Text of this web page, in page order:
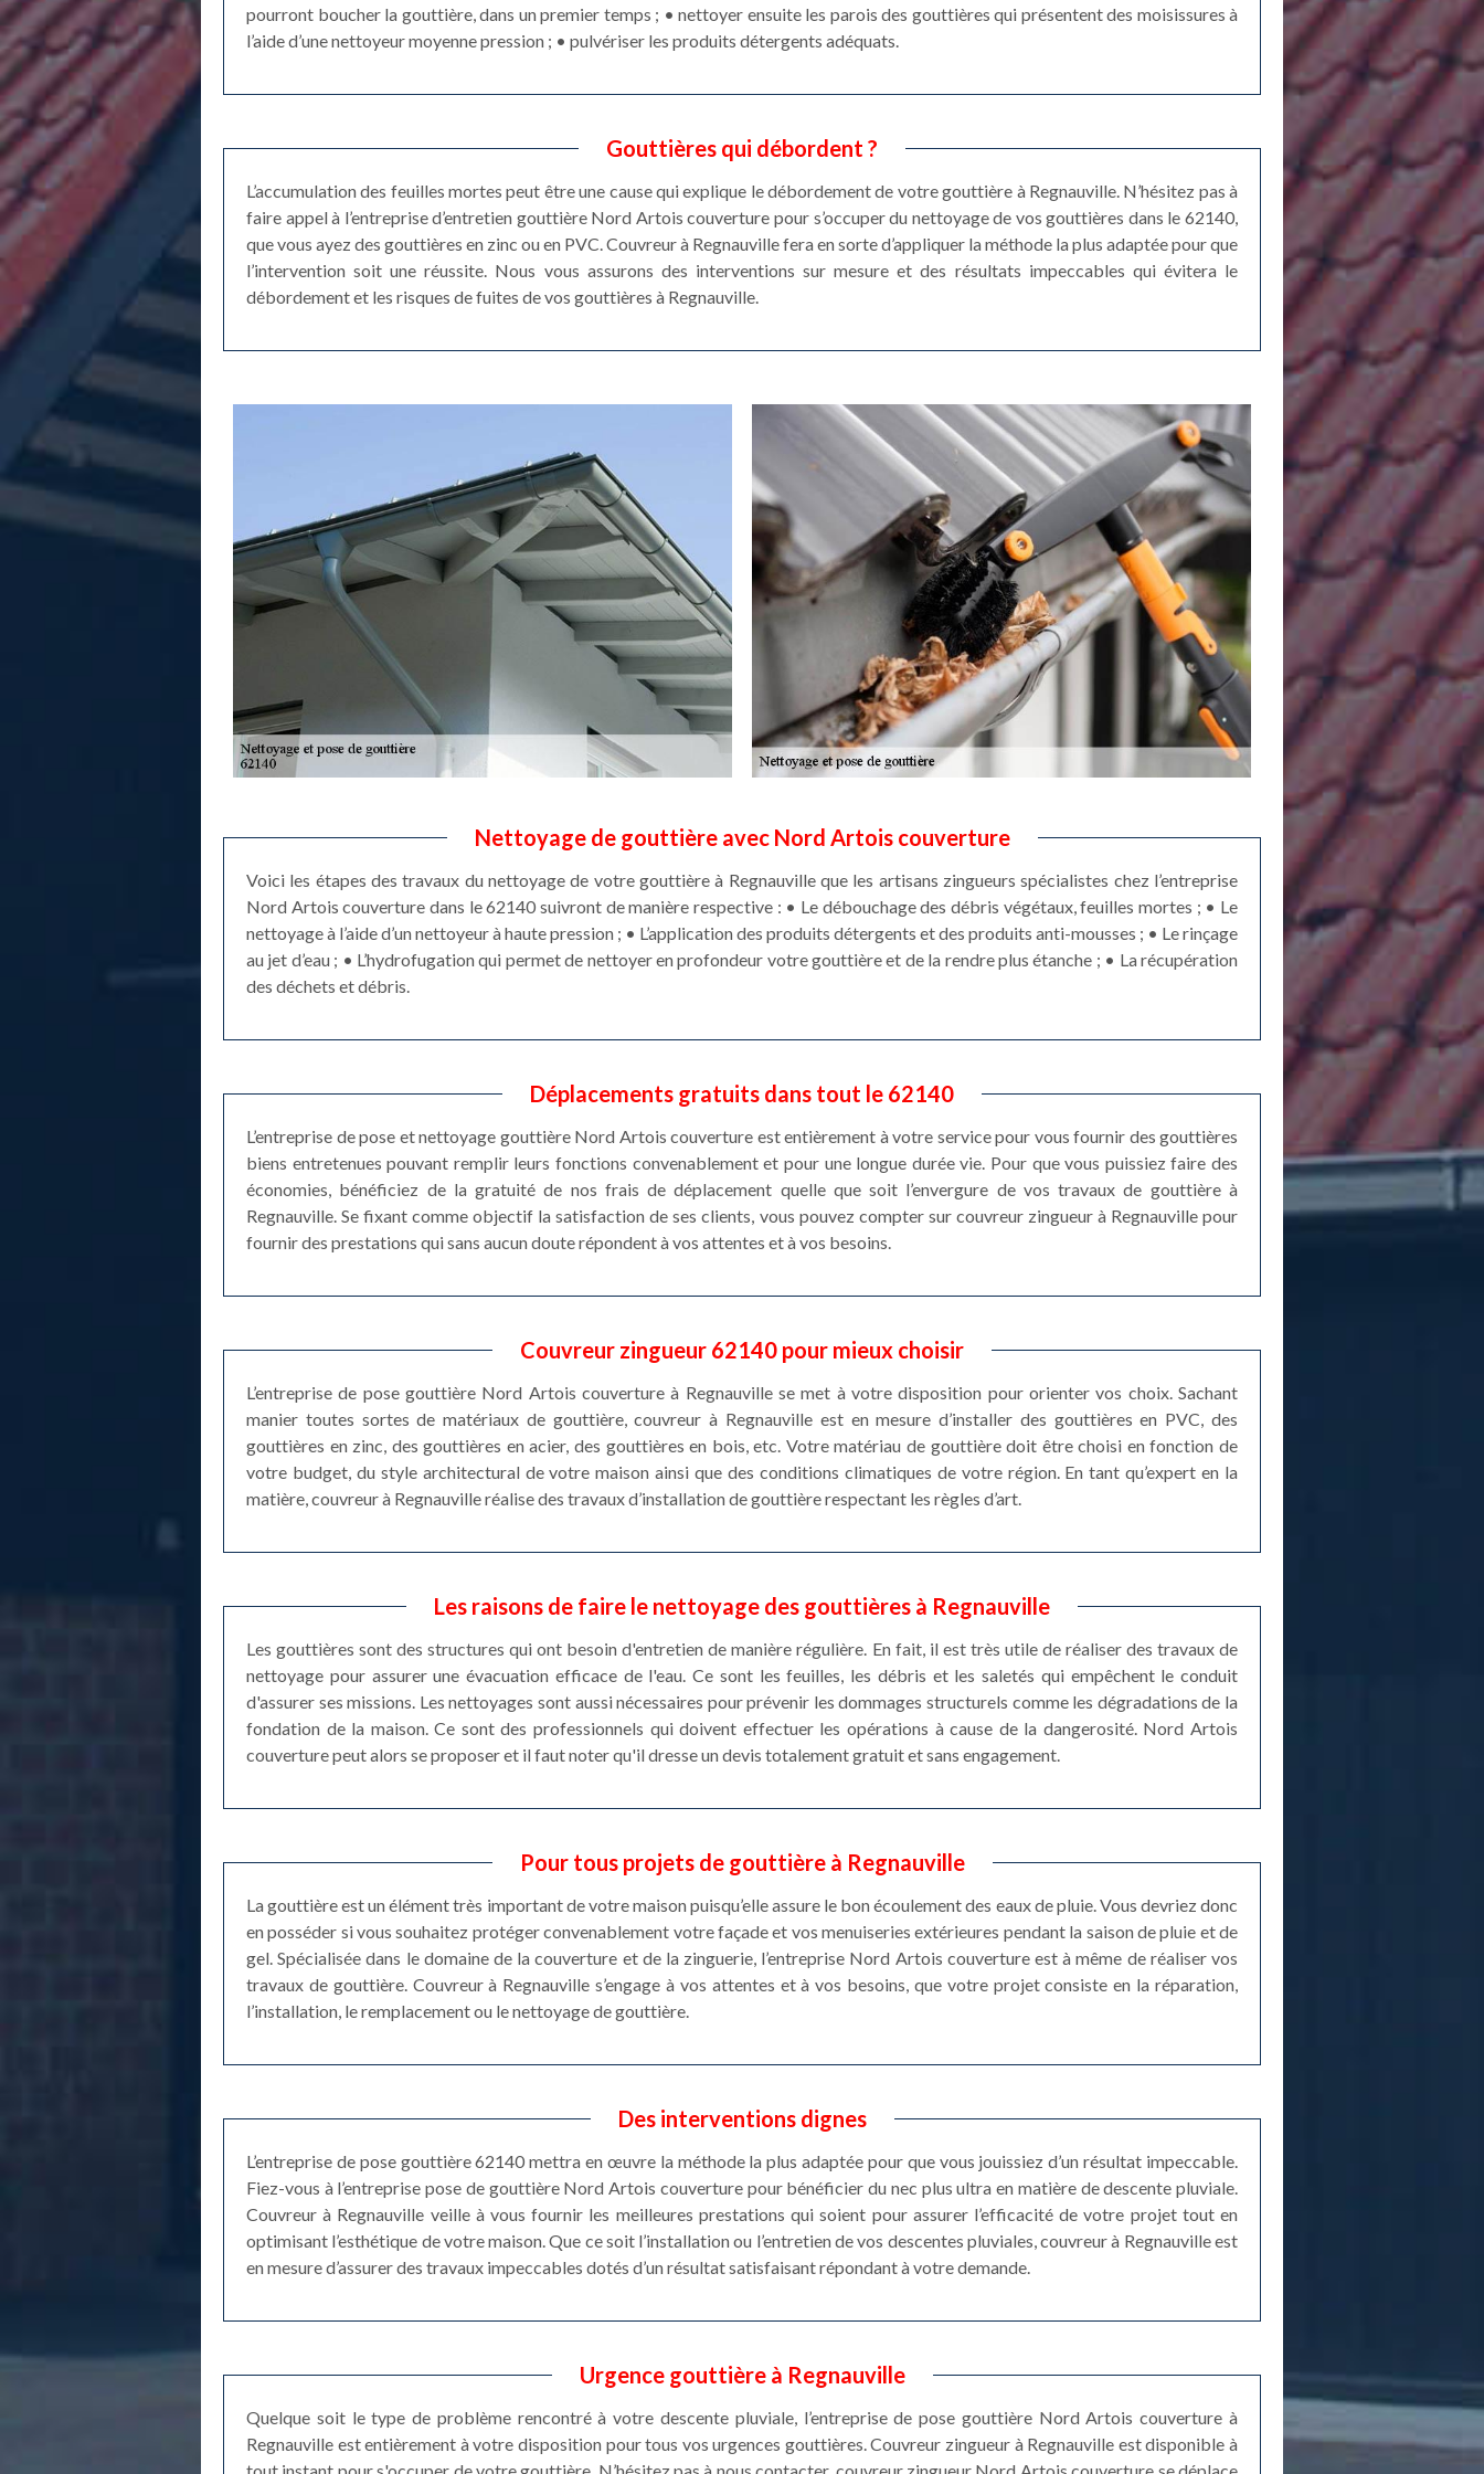
pourront boucher la gouttière, dans un premier temps ; • nettoyer ensuite les parois des gouttières qui présentent des moisissures à
l’aide d’une nettoyeur moyenne pression ; • pulvériser les produits détergents adéquats.
Gouttières qui débordent ?
L’accumulation des feuilles mortes peut être une cause qui explique le débordement de votre gouttière à Regnauville. N’hésitez pas à
faire appel à l’entreprise d’entretien gouttière Nord Artois couverture pour s’occuper du nettoyage de vos gouttières dans le 62140,
que vous ayez des gouttières en zinc ou en PVC. Couvreur à Regnauville fera en sorte d’appliquer la méthode la plus adaptée pour que
l’intervention soit une réussite. Nous vous assurons des interventions sur mesure et des résultats impeccables qui évitera le
débordement et les risques de fuites de vos gouttières à Regnauville.
Nettoyage de gouttière avec Nord Artois couverture
Voici les étapes des travaux du nettoyage de votre gouttière à Regnauville que les artisans zingueurs spécialistes chez l’entreprise
Nord Artois couverture dans le 62140 suivront de manière respective : • Le débouchage des débris végétaux, feuilles mortes ; • Le
nettoyage à l’aide d’un nettoyeur à haute pression ; • L’application des produits détergents et des produits anti-mousses ; • Le rinçage
au jet d’eau ; • L’hydrofugation qui permet de nettoyer en profondeur votre gouttière et de la rendre plus étanche ; • La récupération
des déchets et débris.
Déplacements gratuits dans tout le 62140
L’entreprise de pose et nettoyage gouttière Nord Artois couverture est entièrement à votre service pour vous fournir des gouttières
biens entretenues pouvant remplir leurs fonctions convenablement et pour une longue durée vie. Pour que vous puissiez faire des
économies, bénéficiez de la gratuité de nos frais de déplacement quelle que soit l’envergure de vos travaux de gouttière à
Regnauville. Se fixant comme objectif la satisfaction de ses clients, vous pouvez compter sur couvreur zingueur à Regnauville pour
fournir des prestations qui sans aucun doute répondent à vos attentes et à vos besoins.
Couvreur zingueur 62140 pour mieux choisir
L’entreprise de pose gouttière Nord Artois couverture à Regnauville se met à votre disposition pour orienter vos choix. Sachant
manier toutes sortes de matériaux de gouttière, couvreur à Regnauville est en mesure d’installer des gouttières en PVC, des
gouttières en zinc, des gouttières en acier, des gouttières en bois, etc. Votre matériau de gouttière doit être choisi en fonction de
votre budget, du style architectural de votre maison ainsi que des conditions climatiques de votre région. En tant qu’expert en la
matière, couvreur à Regnauville réalise des travaux d’installation de gouttière respectant les règles d’art.
Les raisons de faire le nettoyage des gouttières à Regnauville
Les gouttières sont des structures qui ont besoin d'entretien de manière régulière. En fait, il est très utile de réaliser des travaux de
nettoyage pour assurer une évacuation efficace de l'eau. Ce sont les feuilles, les débris et les saletés qui empêchent le conduit
d'assurer ses missions. Les nettoyages sont aussi nécessaires pour prévenir les dommages structurels comme les dégradations de la
fondation de la maison. Ce sont des professionnels qui doivent effectuer les opérations à cause de la dangerosité. Nord Artois
couverture peut alors se proposer et il faut noter qu'il dresse un devis totalement gratuit et sans engagement.
Pour tous projets de gouttière à Regnauville
La gouttière est un élément très important de votre maison puisqu’elle assure le bon écoulement des eaux de pluie. Vous devriez donc
en posséder si vous souhaitez protéger convenablement votre façade et vos menuiseries extérieures pendant la saison de pluie et de
gel. Spécialisée dans le domaine de la couverture et de la zinguerie, l’entreprise Nord Artois couverture est à même de réaliser vos
travaux de gouttière. Couvreur à Regnauville s’engage à vos attentes et à vos besoins, que votre projet consiste en la réparation,
l’installation, le remplacement ou le nettoyage de gouttière.
Des interventions dignes
L’entreprise de pose gouttière 62140 mettra en œuvre la méthode la plus adaptée pour que vous jouissiez d’un résultat impeccable.
Fiez-vous à l’entreprise pose de gouttière Nord Artois couverture pour bénéficier du nec plus ultra en matière de descente pluviale.
Couvreur à Regnauville veille à vous fournir les meilleures prestations qui soient pour assurer l’efficacité de votre projet tout en
optimisant l’esthétique de votre maison. Que ce soit l’installation ou l’entretien de vos descentes pluviales, couvreur à Regnauville est
en mesure d’assurer des travaux impeccables dotés d’un résultat satisfaisant répondant à votre demande.
Urgence gouttière à Regnauville
Quelque soit le type de problème rencontré à votre descente pluviale, l’entreprise de pose gouttière Nord Artois couverture à
Regnauville est entièrement à votre disposition pour tous vos urgences gouttières. Couvreur zingueur à Regnauville est disponible à